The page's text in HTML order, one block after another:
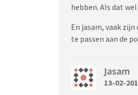
komen. En die
Mijn kind laat dus
regelmatig dit
situatie steeds uit
We hebben hier
liep.
hebben. Als dat
En jasam, vaak
te passen aan de
Jasam
13-02-